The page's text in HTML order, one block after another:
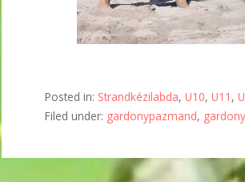
Posted in: Strandkézilabda,U10,U11 ,
Filed under: gardonypazmand,